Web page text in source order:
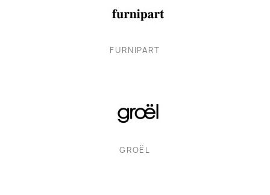
FURNIPART
GROËL